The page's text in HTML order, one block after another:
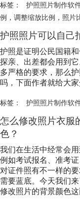
标签： 护照照片制作软
例 ， 调整缩放比例 ， 照片
护照照片可以自己
护照是证明公民国籍
探亲、出差都会用到
多严格的要求，那么
吗，下面作者就给大家
标签： 护照照片制作软
怎么修改照片衣服
色？
我们在生活中经常会
例如考试报名、准考
对证件照有不一样的
需要蓝底。今天我们
修改照片的背景颜色这